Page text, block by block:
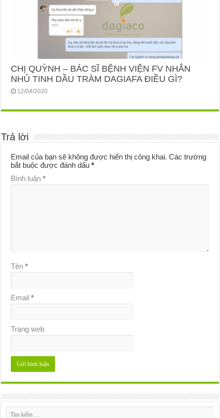
CHỊ QUỲNH – BÁC SĨ BỆNH VIỆN FV NHẮN
NHỦ TINH DẦU TRÀM DAGIAFA ĐIỀU GÌ?
12/04/2020
Trả lời
Email của bạn sẽ không được hiển thị công khai. Các trường
bắt buộc được đánh dấu*
Bình luận*
Tên*
Email*
Trang web